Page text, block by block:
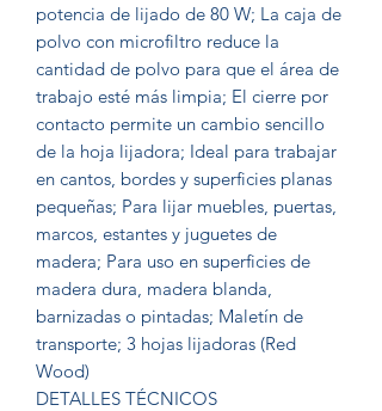
potencia de lijado de 80 W; La caja de
polvo con microfiltro reduce la
cantidad de polvo para que el área de
trabajo esté más limpia; El cierre por
contacto permite un cambio sencillo
de la hoja lijadora; Ideal para trabajar
en cantos, bordes y superficies planas
pequeñas; Para lijar muebles, puertas,
marcos, estantes y juguetes de
madera; Para uso en superficies de
madera dura, madera blanda,
barnizadas o pintadas; Maletín de
transporte; 3 hojas lijadoras (Red
Wood)
DETALLES TÉCNICOS